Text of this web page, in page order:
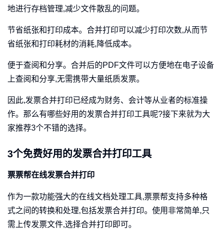
地进行存档管理,减少文件散乱的问题。
节省纸张和打印成本。合并打印可以减少打印次数,从而节
省纸张和打印耗材的消耗,降低成本。
便于查阅和分享。合并后的PDF文件可以方便地在电子设备
上查阅和分享,无需携带大量纸质发票。
因此,发票合并打印已经成为财务、会计等从业者的标准操
作。那么有哪些好用的发票合并打印工具呢?接下来就为大
家推荐3个不错的选择。
3个免费好用的发票合并打印工具
票票帮在线发票合并打印
作为一款功能强大的在线文档处理工具,票票帮支持多种格
式之间的转换和处理,包括发票合并打印。使用非常简单,只
需上传发票文件,选择合并打印即可。